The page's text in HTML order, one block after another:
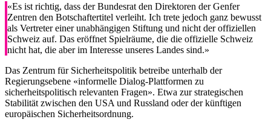
«Es ist richtig, dass der Bundesrat den Direktoren der Genfer
Zentren den Botschaftertitel verleiht. Ich trete jedoch ganz bewusst
als Vertreter einer unabhängigen Stiftung und nicht der offiziellen
Schweiz auf. Das eröffnet Spielräume, die die offizielle Schweiz
nicht hat, die aber im Interesse unseres Landes sind.»
Das Zentrum für Sicherheitspolitik betreibe unterhalb der
Regierungsebene «informelle Dialog-Plattformen zu
sicherheitspolitisch relevanten Fragen». Etwa zur strategischen
Stabilität zwischen den USA und Russland oder der künftigen
europäischen Sicherheitsordnung.